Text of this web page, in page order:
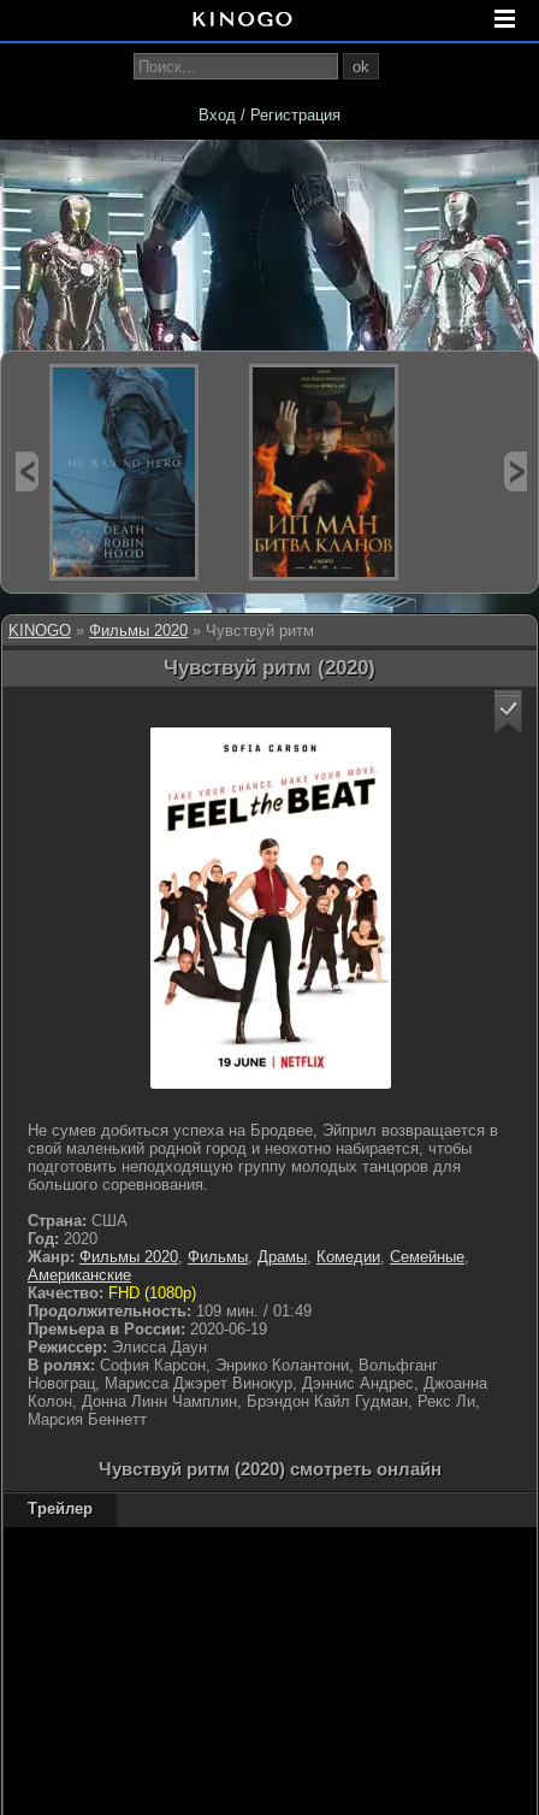
KINOGO » Фильмы 2020 » Чувствуй ритм
Чувствуй ритм (2020)
Не сумев добиться успеха на Бродвее, Эйприл возвращается в
свой маленький родной город и неохотно набирается, чтобы
подготовить неподходящую группу молодых танцоров для
большого соревнования.
Страна: США
Год: 2020
Жанр: Фильмы 2020, Фильмы, Драмы, Комедии, Семейные,
Американские
Качество: FHD (1080p)
Продолжительность: 109 мин. / 01:49
Премьера в России: 2020-06-19
Режиссер: Элисса Даун
В ролях: София Карсон, Энрико Колантони, Вольфганг
Новограц, Марисса Джэрет Винокур, Дэннис Андрес, Джоанна
Колон, Донна Линн Чамплин, Брэндон Кайл Гудман, Рекс Ли,
Марсия Беннетт
Чувствуй ритм (2020) смотреть онлайн
Трейлер
ok
Вход / Регистрация